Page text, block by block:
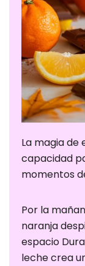
La magia de
capacidad
momentos
Por la
naranja
espacio
leche crea